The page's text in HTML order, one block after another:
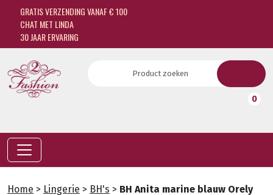
GRATIS VERZENDING VANAF € 100
CHAT MET LINDA
30 JAAR ERVARING
0
Home > Lingerie > BH's > BH Anita marine blauw Orely